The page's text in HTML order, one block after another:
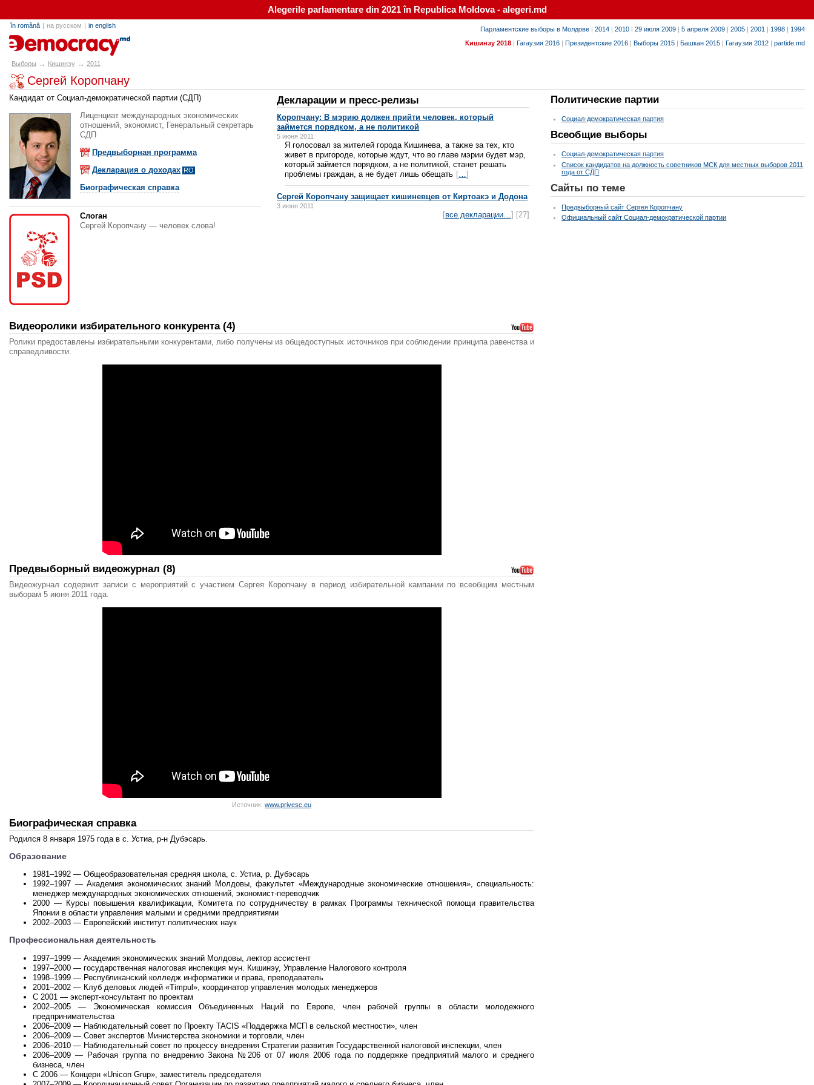
Alegerile parlamentare din 2021 în Republica Moldova - alegeri.md
Парламентские выборы в Молдове | 2014 | 2010 | 29 июля 2009 | 5 апреля 2009 | 2005 | 2001 | 1998 | 1994
Кишинэу 2018 | Гагаузия 2016 | Президентские 2016 | Выборы 2015 | Башкан 2015 | Гагаузия 2012 | partide.md
în română | на русском | in english
alegeri.md
Выборы → Кишинэу → 2011
Сергей Коропчану
Кандидат от Социал-демократической партии (СДП)
Лиценциат международных экономических
отношений, экономист, Генеральный секретарь
СДП
Предвыборная программа
Декларация о доходах RO
Биографическая справка
Слоган
Сергей Коропчану — человек слова!
Декларации и пресс-релизы
Коропчану: В мэрию должен прийти человек, который
займется порядком, а не политикой
5 июня 2011
Я голосовал за жителей города Кишинева, а также за тех, кто
живет в пригороде, которые ждут, что во главе мэрии будет мэр,
который займется порядком, а не политикой, станет решать
проблемы граждан, а не будет лишь обещать […]
Сергей Коропчану защищает кишиневцев от Киртоакэ и Додона
3 июня 2011
[все декларации…] [27]
Видеоролики избирательного конкурента (4)
Ролики предоставлены избирательными конкурентами, либо получены из общедоступных источников при соблюдении принципа равенства и
справедливости.
Предвыборный видеожурнал (8)
Видеожурнал содержит записи с мероприятий с участием Сергея Коропчану в период избирательной кампании по всеобщим местным
выборам 5 июня 2011 года.
Источник:www.privesc.eu
Биографическая справка
Родился 8 января 1975 года в с. Устиа, р-н Дубэсарь.
Образование
1981–1992 — Общеобразовательная средняя школа, с. Устиа, р. Дубэсарь
1992–1997 — Академия экономических знаний Молдовы, факультет «Международные экономические отношения», специальность:
менеджер международных экономических отношений, экономист-переводчик
2000 — Курсы повышения квалификации, Комитета по сотрудничеству в рамках Программы технической помощи правительства
Японии в области управления малыми и средними предприятиями
2002–2003 — Европейский институт политических наук
Профессиональная деятельность
1997–1999 — Академия экономических знаний Молдовы, лектор ассистент
1997–2000 — государственная налоговая инспекция мун. Кишинэу, Управление Налогового контроля
1998–1999 — Республиканский колледж информатики и права, преподаватель
2001–2002 — Клуб деловых людей «Timpul», координатор управления молодых менеджеров
С 2001 — эксперт-консультант по проектам
2002–2005 — Экономическая комиссия Объединенных Наций по Европе, член рабочей группы в области молодежного
предпринимательства
2006–2009 — Наблюдательный совет по Проекту TACIS «Поддержка МСП в сельской местности», член
2006–2009 — Совет экспертов Министерства экономики и торговли, член
2006–2010 — Наблюдательный совет по процессу внедрения Стратегии развития Государственной налоговой инспекции, член
2006–2009 — Рабочая группа по внедрению Закона №206 от 07 июля 2006 года по поддержке предприятий малого и среднего
бизнеса, член
С 2006 — Концерн «Unicon Grup», заместитель председателя
Политические партии
Социал-демократическая партия
Всеобщие выборы
Социал-демократическая партия
Список кандидатов на должность советников МСК для местных выборов 2011
года от СДП
Сайты по теме
Предвыборный сайт Сергея Коропчану
Официальный сайт Социал-демократической партии